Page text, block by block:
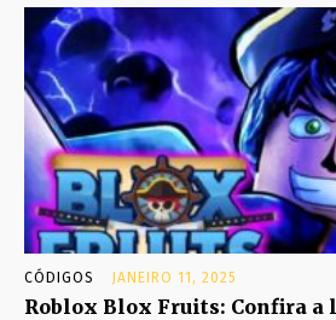
CÓDIGOS JANEIRO 11, 2025
Roblox Blox Fruits: Confira a